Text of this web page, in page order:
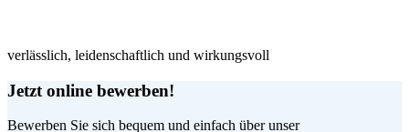
verlässlich, leidenschaftlich und wirkungsvoll
Jetzt online bewerben!
Bewerben Sie sich bequem und einfach über unser